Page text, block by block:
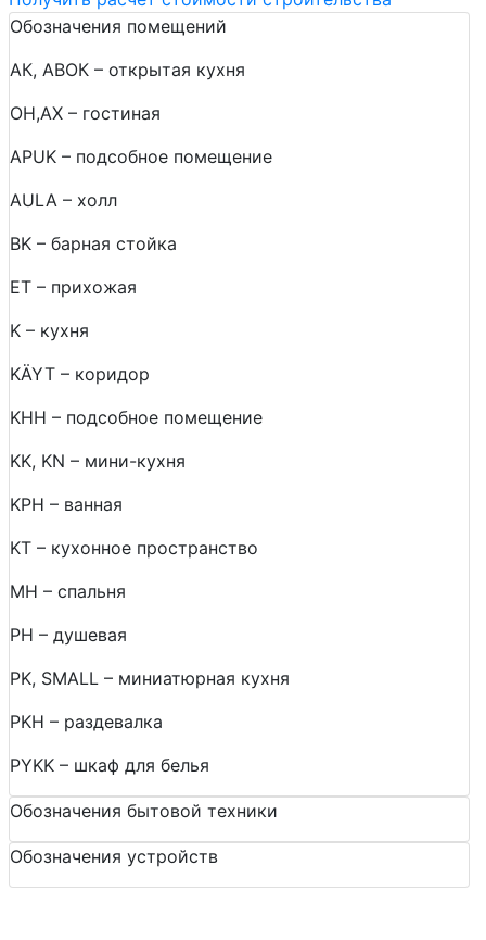
Обозначения помещений
АК, АВОК – открытая кухня
ОН,AX – гостиная
APUK – подсобное помещение
AULA – холл
BK – барная стойка
ET – прихожая
K – кухня
KÄYT – коридор
KHH – подсобное помещение
KK, KN – мини-кухня
KPH – ванная
KT – кухонное пространство
MH – спальня
PH – душевая
PK, SMALL – миниатюрная кухня
PKH – раздевалка
PYKK – шкаф для белья
Обозначения бытовой техники
Обозначения устройств